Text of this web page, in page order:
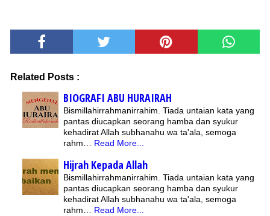
Related Posts :
BIOGRAFI ABU HURAIRAH
Bismillahirrahmanirrahim. Tiada untaian kata yang
pantas diucapkan seorang hamba dan syukur
kehadirat Allah subhanahu wa ta'ala, semoga
rahm… Read More...
Hijrah Kepada Allah
Bismillahirrahmanirrahim. Tiada untaian kata yang
pantas diucapkan seorang hamba dan syukur
kehadirat Allah subhanahu wa ta'ala, semoga
rahm… Read More...